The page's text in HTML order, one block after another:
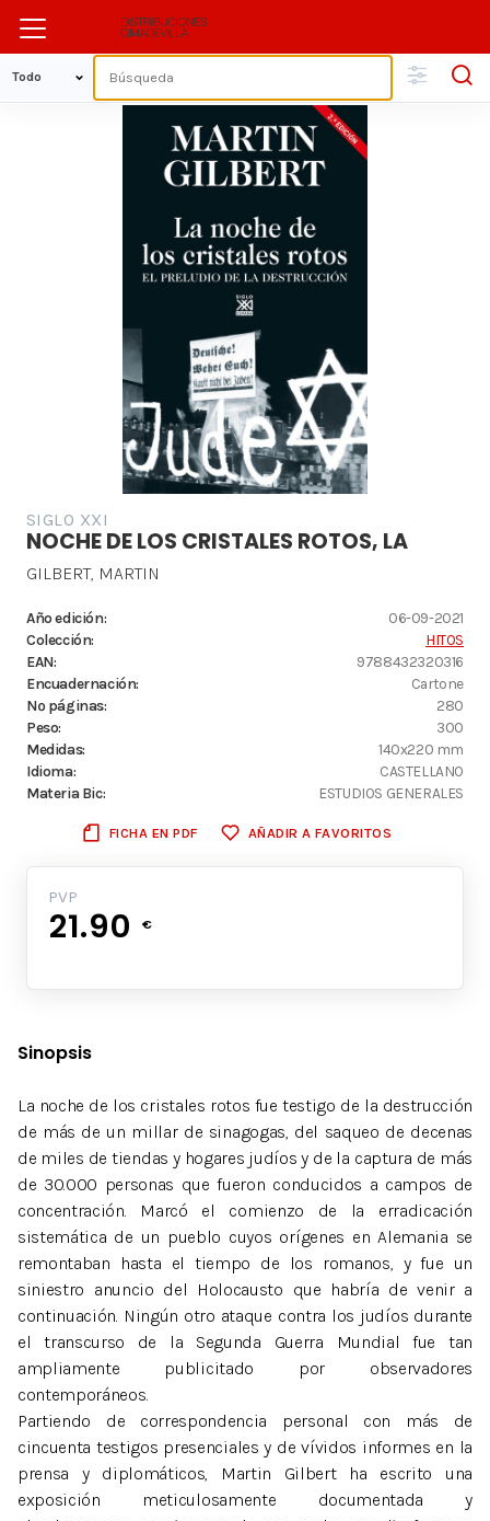
SIGLO XXI
NOCHE DE LOS CRISTALES ROTOS, LA
GILBERT, MARTIN
Año edición:
06-09-2021
Colección:
HITOS
EAN:
9788432320316
Encuadernación:
Cartone
Nº páginas:
280
Peso:
300
Medidas:
140x220 mm
Idioma:
CASTELLANO
Materia Bic:
ESTUDIOS GENERALES
FICHA EN PDF AÑADIR A FAVORITOS
PVP
21.90 €
Sinopsis
La noche de los cristales rotos fue testigo de la destrucción
de más de un millar de sinagogas, del saqueo de decenas
de miles de tiendas y hogares judíos y de la captura de más
de 30.000 personas que fueron conducidos a campos de
concentración. Marcó el comienzo de la erradicación
sistemática de un pueblo cuyos orígenes en Alemania se
remontaban hasta el tiempo de los romanos, y fue un
siniestro anuncio del Holocausto que habría de venir a
continuación. Ningún otro ataque contra los judíos durante
el transcurso de la Segunda Guerra Mundial fue tan
ampliamente publicitado por observadores
contemporáneos.
Partiendo de correspondencia personal con más de
cincuenta testigos presenciales y de vívidos informes en la
prensa y diplomáticos, Martin Gilbert ha escrito una
exposición meticulosamente documentada y